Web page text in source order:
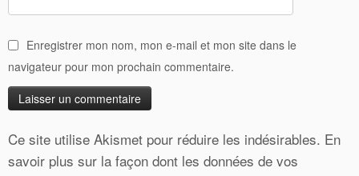
Enregistrer mon nom, mon e-mail et mon site dans le
navigateur pour mon prochain commentaire.
Ce site utilise Akismet pour réduire les indésirables. En
savoir plus sur la façon dont les données de vos